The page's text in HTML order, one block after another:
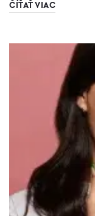
ČÍŤAŤ VIAC